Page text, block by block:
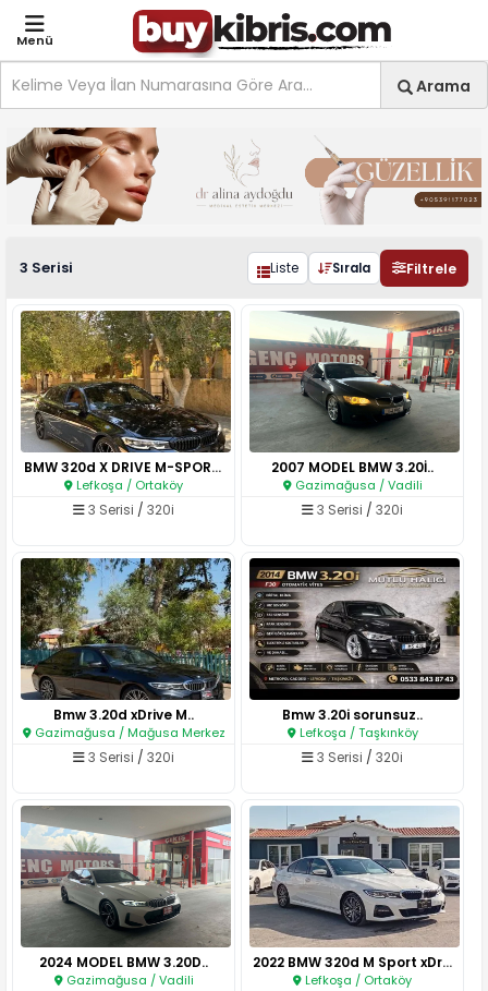
Menü
Ara
Arama
BMW 3 Serisi ilanları,
3 Serisi Liste Sırala Filtrele
BMW 320d X DRIVE M-SPORT 2023..
Lefkoşa / Ortaköy
3 Serisi / 320i
2007 MODEL BMW 3.20İ..
Gazimağusa / Vadili
3 Serisi /320i
Bmw 3.20d xDrive M..
Gazimağusa / Mağusa Merkez
3 Serisi / 320i
Bmw 3.20i sorunsuz..
Lefkoşa / Taşkınköy
3 Serisi /320i
2024 MODEL BMW 3.20D..
Gazimağusa / Vadili
2022 BMW 320d M Sport xDrive..
Lefkoşa / Ortaköy